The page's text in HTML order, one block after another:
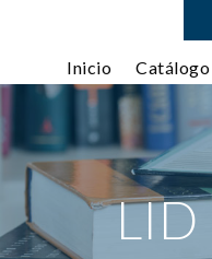
Inicio Catálogo
LID